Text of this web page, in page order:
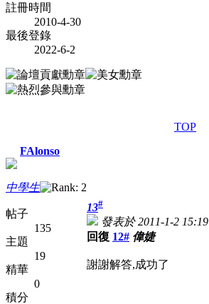
註冊時間
2010-4-30
最後登錄
2022-6-2
TOP
FAlonso
中學生
帖子
135
主題
19
精華
0
積分
13#
發表於 2011-1-2 15:19
回復 12# 偉婕
謝謝解答,成功了